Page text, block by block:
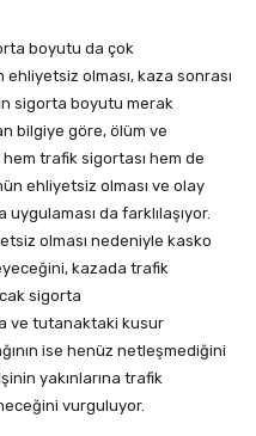
boyutu da çok
olması, kaza sonrası
sigorta boyutu merak
bilgiye göre, ölüm ve
trafik sigortası hem de
ehliyetsiz olması ve olay
da farklılaşıyor.
olması nedeniyle kasko
kazada trafik
sigorta
ve tutanaktaki kusur
ise henüz netleşmediğini
yakınlarına trafik
vurguluyor.